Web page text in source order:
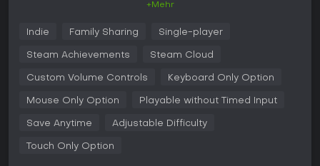
und Risikobewertung. Du beginnst damit, auf schwach
beleuchteten Straßen um Münzen zu betteln - Passanten
Bemerkungen, die die unheimliche Stimmung verstärken.
von Items aus dem rätselhaften Automaten, der Japanische
die dich am Leben halten oder unvorhergesehene Folgen
+Mehr
Indie Family Sharing Single-player
Steam Achievements Steam Cloud
Custom Volume Controls Keyboard Only Option
Mouse Only Option Playable without Timed Input
Save Anytime Adjustable Difficulty
Touch Only Option